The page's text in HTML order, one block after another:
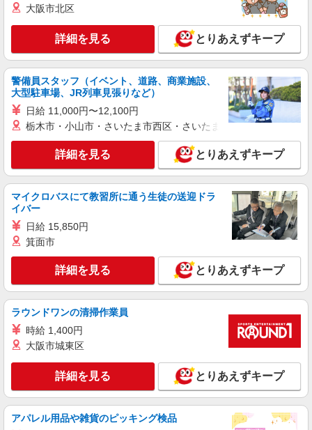
ジョリーパスタ 枚方招提店
キッチン（フード）スタッフ
時給1230円 ※22:00以降は時給1538円 ※高校
生時給1190円 ※労働組合費あり（基本時給×月間
時間数×1.8％） ■土日・祝手当 土日・祝は時給＋
大阪府枚方市招提北町1-2231-1
キープ 詳細を見る
パート
肉問屋 肉丸商店
フードコートの店舗でのホール・キッチンスタ
ッフ
アルバイト・パート：時給1,180円〜 ※給与幅
は能力により異なる ※試用期間1か月は同条件 ※
ル 本館ミドリノモール1F
キープ 詳細を見る
アルバイト
すき家 1国枚方北中振店
ど）
時給1,230円 ※22:00〜翌5:00：時給1,538円 ※
高校生時給1,177円 ※早朝手当（5:00〜9:00）時給
大阪府枚方市北中振4-10-5
大阪市北区
詳細を見る とりあえずキープ
警備員スタッフ（イベント、道路、商業施設、
大型駐車場、JR列車見張りなど）
日給 11,000円〜12,100円
栃木市・小山市・さいたま市西区・さいたま市岩槻区・久喜市・
詳細を見る とりあえずキープ
マイクロバスにて教習所に通う生徒の送迎ドラ
イバー
日給 15,850円
箕面市
詳細を見る とりあえずキープ
ラウンドワンの清掃作業員
時給 1,400円
大阪市城東区
詳細を見る とりあえずキープ
アパレル用品や雑貨のピッキング検品